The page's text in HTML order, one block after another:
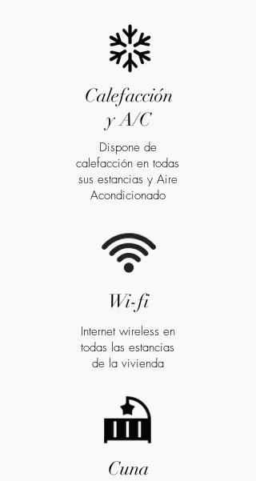
Calefacción
y A/C
Dispone de
calefacción en todas
sus estancias y Aire
Acondicionado
Wi-fi
Internet wireless en
todas las estancias
de la vivienda
Cuna